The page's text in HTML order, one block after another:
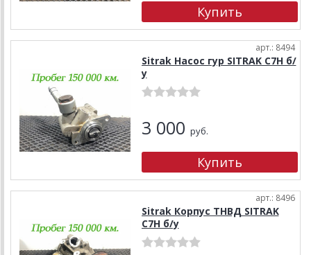
арт.: 8494
Sitrak Насос гур SITRAK C7H б/
у
3 000 руб.
арт.: 8496
Sitrak Корпус ТНВД SITRAK
C7H б/у